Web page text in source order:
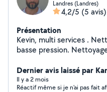
Landres (Landres)
4,2/5 (5 avis)
Présentation
Kevin, multi services . Nettoyage extérieur à vapeur
basse pression.
Dernier avis laissé par
Il y a 2 mois
Réactif même si je n'ai pas fait